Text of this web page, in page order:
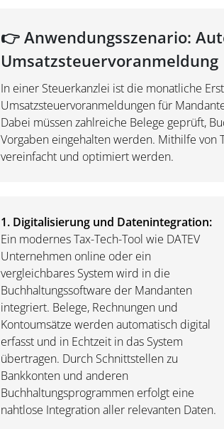
👉 Anwendungsszenario:
Umsatzsteuervoranmeldung
In einer Steuerkanzlei ist die monatliche
Umsatzsteuervoranmeldungen für
Dabei müssen zahlreiche Belege geprüft,
Vorgaben eingehalten werden. Mithilfe von
vereinfacht und optimiert werden.
1. Digitalisierung und Datenintegration:
Ein modernes Tax-Tech-Tool wie DATEV
Unternehmen online oder ein
vergleichbares System wird in die
Buchhaltungssoftware der Mandanten
integriert. Belege, Rechnungen und
Kontoumsätze werden automatisch digital
erfasst und in Echtzeit in das System
übertragen. Durch Schnittstellen zu
Bankkonten und anderen
Buchhaltungsprogrammen erfolgt eine
nahtlose Integration aller relevanten Daten.